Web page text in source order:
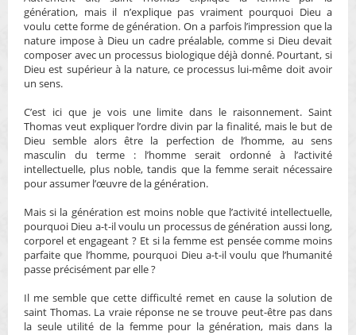
génération, mais il n’explique pas vraiment pourquoi Dieu a
voulu cette forme de génération. On a parfois l’impression que la
nature impose à Dieu un cadre préalable, comme si Dieu devait
composer avec un processus biologique déjà donné. Pourtant, si
Dieu est supérieur à la nature, ce processus lui-même doit avoir
un sens.
C’est ici que je vois une limite dans le raisonnement. Saint
Thomas veut expliquer l’ordre divin par la finalité, mais le but de
Dieu semble alors être la perfection de l’homme, au sens
masculin du terme : l’homme serait ordonné à l’activité
intellectuelle, plus noble, tandis que la femme serait nécessaire
pour assumer l’œuvre de la génération.
Mais si la génération est moins noble que l’activité intellectuelle,
pourquoi Dieu a-t-il voulu un processus de génération aussi long,
corporel et engageant ? Et si la femme est pensée comme moins
parfaite que l’homme, pourquoi Dieu a-t-il voulu que l’humanité
passe précisément par elle ?
Il me semble que cette difficulté remet en cause la solution de
saint Thomas. La vraie réponse ne se trouve peut-être pas dans
la seule utilité de la femme pour la génération, mais dans la